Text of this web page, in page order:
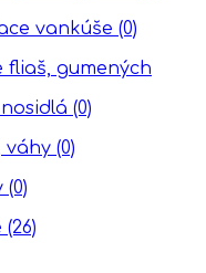
vankúše (0)
fliaš, gumených
(0)
váhy (0)
(0)
(26)